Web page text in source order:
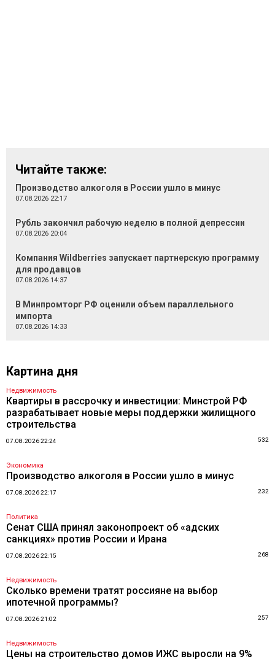
Читайте также:
Производство алкоголя в России ушло в минус
07.08.2026 22:17
Рубль закончил рабочую неделю в полной депрессии
07.08.2026 20:04
Компания Wildberries запускает партнерскую программу
для продавцов
07.08.2026 14:37
В Минпромторг РФ оценили объем параллельного
импорта
07.08.2026 14:33
Картина дня
Недвижимость
Квартиры в рассрочку и инвестиции: Минстрой РФ
разрабатывает новые меры поддержки жилищного
строительства
07.08.2026 22:24 532
Экономика
Производство алкоголя в России ушло в минус
07.08.2026 22:17 232
Политика
Сенат США принял законопроект об «адских
санкциях» против России и Ирана
07.08.2026 22:15 268
Недвижимость
Сколько времени тратят россияне на выбор
ипотечной программы?
07.08.2026 21:02 257
Недвижимость
Цены на строительство домов ИЖС выросли на 9%